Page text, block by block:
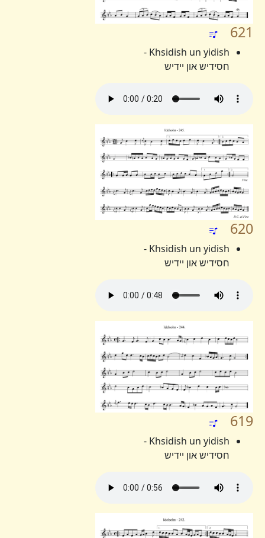
621
Khsidish un yidish -
חסידיש און יידיש
620
Khsidish un yidish -
חסידיש און יידיש
619
Khsidish un yidish -
חסידיש און יידיש